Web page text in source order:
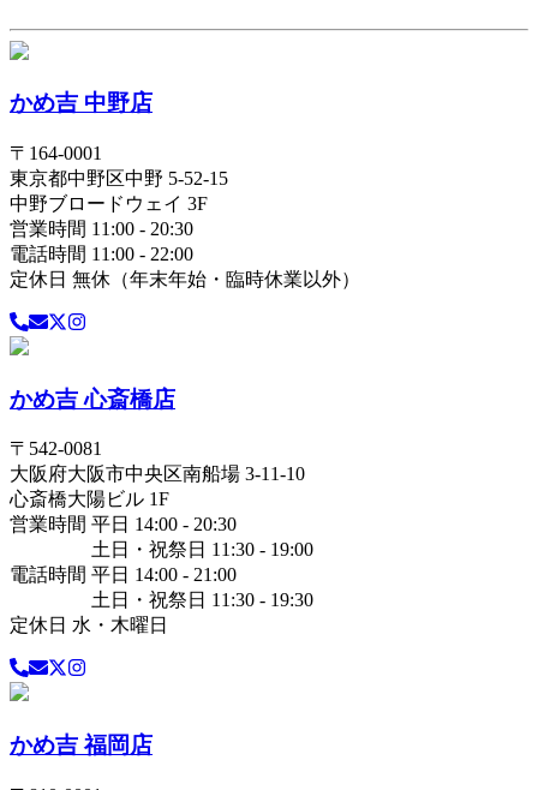
かめ吉 中野店
〒 164-0001
東京都中野区中野 5-52-15
中野ブロードウェイ 3F
営業時間 11:00 - 20:30
電話時間 11:00 - 22:00
定休日 無休（年末年始・臨時休業以外）
かめ吉 心斎橋店
〒 542-0081
大阪府大阪市中央区南船場 3-11-10
心斎橋大陽ビル 1F
営業時間 平日 14:00 - 20:30
土日・祝祭日 11:30 - 19:00
電話時間 平日 14:00 - 21:00
土日・祝祭日 11:30 - 19:30
定休日 水・木曜日
かめ吉 福岡店